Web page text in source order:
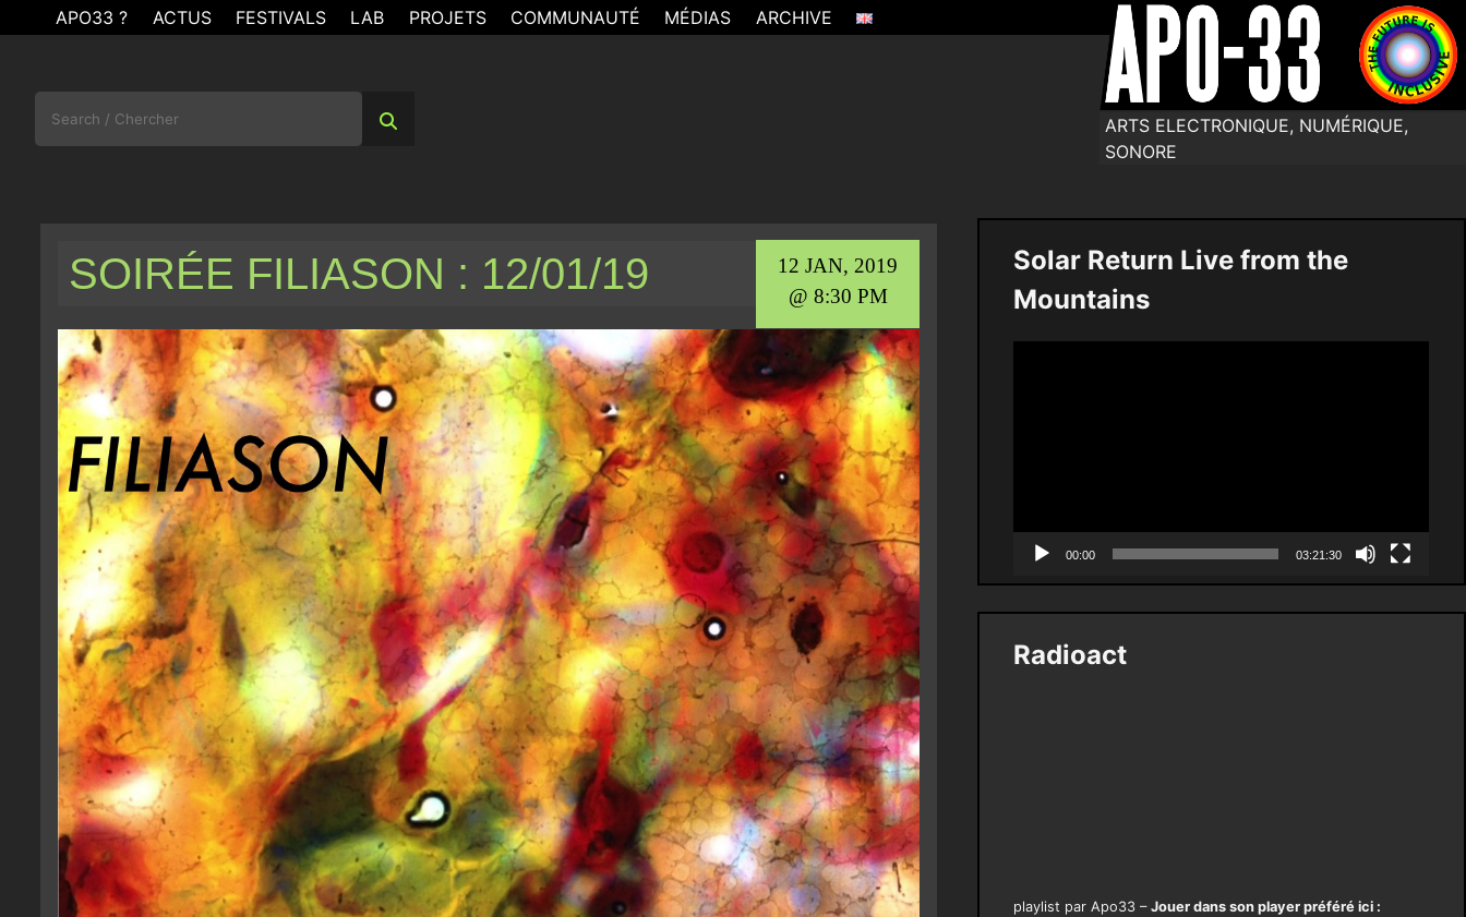
to
ARTS ELECTRONIQUE, NUMÉRIQUE,
SONORE
APO33 ? ACTUS FESTIVALS LAB PROJETS COMMUNAUTÉ MÉDIAS ARCHIVE
for:
12 JAN, 2019
@ 8:30 PM
SOIRÉE FILIASON : 12/01/19
Solar Return Live from the
Mountains
00:00 03:21:30
Radioact
playlist par Apo33 –Jouer dans son player préféré ici :